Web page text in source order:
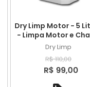
Dry Limp Motor - 5
- Limpa Motor e
Dry Limp
R$ 110,00
R$ 99,00